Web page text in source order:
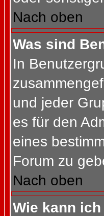
Nach oben
Was sind
In
und jeder
es für den
eines
Forum zu
Nach oben
Wie kann